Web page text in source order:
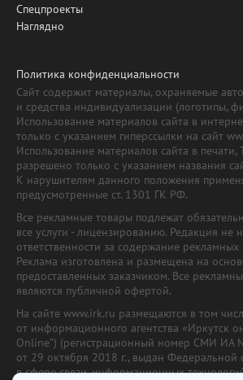
Спецпроекты
Наглядно
Политика конфиденциальности
Сайт содержит материалы, охраняемые
и средства индивидуализации (логотипы,
Использование материалов сайта в
только с указанием гиперссылки на сайт
Использование материалов сайта в
разрешено только с указанием названия
К нарушителям данного положения
предусмотренные ст. 1301 ГК РФ.
Все рекламные товары подлежат
все услуги - лицензированию. Редакция не
ответственности за содержание рекламных
Реклама изготовлена и размещена на
предоставленных заказчиком. Все
являются публичной офертой.
На сайте www.irk.ru размещаются в том
от информационного агентства «Иркутск
Online") (регистрационный номер СМИ
от 29 октября 2018 г., выдан Федеральной
в сфере связи, информационных